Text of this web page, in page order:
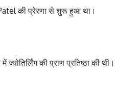
Patel की प्रेरणा से शुरू हुआ था।
की प्राण प्रतिष्ठा की थी।